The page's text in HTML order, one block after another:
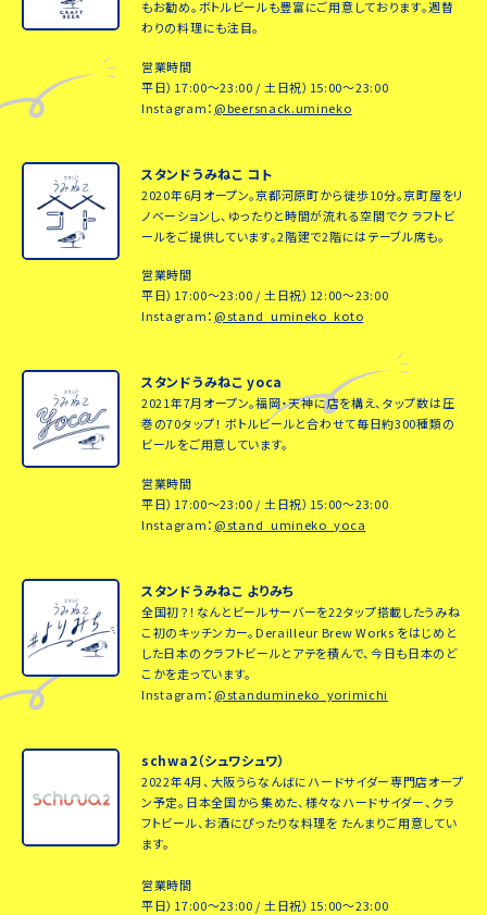
もお勧め。ボトルビールも豊富にご用意しております。週替
わりの料理にも注目。
営業時間
平日）17:00～23:00 / 土日祝）15:00～23:00
Instagram： @beersnack.umineko
スタンドうみねこ コト
2020年6月オープン。京都河原町から徒歩10分。京町屋をリ
ノベーションし、ゆったりと時間が流れる空間でク ラフトビ
ールをご提供しています。2階建で2階にはテーブル席も。
営業時間
平日）17:00～23:00 / 土日祝）12:00～23:00
Instagram： @stand_umineko_koto
スタンドうみねこ yoca
2021年7月オープン。福岡・天神に店を構え、タップ数は圧
巻の70タップ！ ボトルビールと合わせて毎日約300種類の
ビールをご用意しています。
営業時間
平日）17:00～23:00 / 土日祝）15:00～23:00
Instagram： @stand_umineko_yoca
スタンドうみねこ よりみち
全国初？！なんとビールサーバーを22タップ搭載したうみね
こ初のキッチンカー。Derailleur Brew Works をはじめと
した日本のクラフトビールとアテを積んで、今日も日本のど
こかを走っています。
Instagram： @standumineko_yorimichi
schwa2（シュワシュワ）
2022年4月、大阪うらなんばにハードサイダー専門店オープ
ン予定。日本全国から集めた、様々なハードサイダー、クラ
フトビール、お酒にぴったりな料理を たんまりご用意してい
ます。
営業時間
平日）17:00～23:00 / 土日祝）15:00～23:00